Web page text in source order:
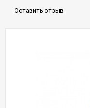
Оставить отзыв